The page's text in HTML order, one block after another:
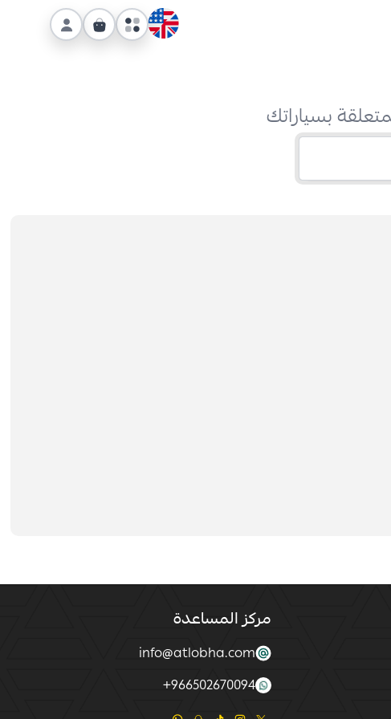
بسياراتك
مركز المساعدة
info@atlobha.com
966502670094
+